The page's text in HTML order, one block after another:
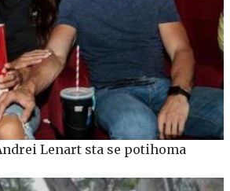
Lenart sta se potihoma